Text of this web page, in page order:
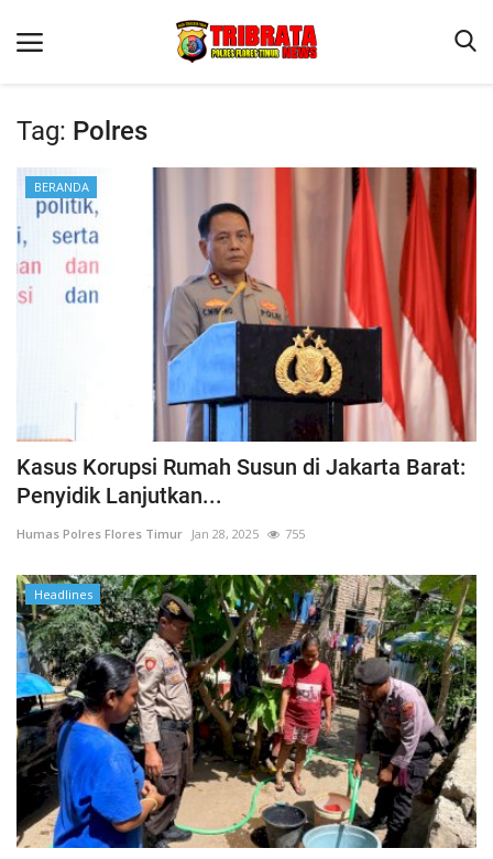
Beranda
Terms & Conditions
Binkam
Reskrim
Tag: Polres
BERANDA
Kasus Korupsi Rumah Susun di Jakarta Barat:
Penyidik Lanjutkan...
Humas Polres Flores Timur Jan 28, 2025 755
Headlines